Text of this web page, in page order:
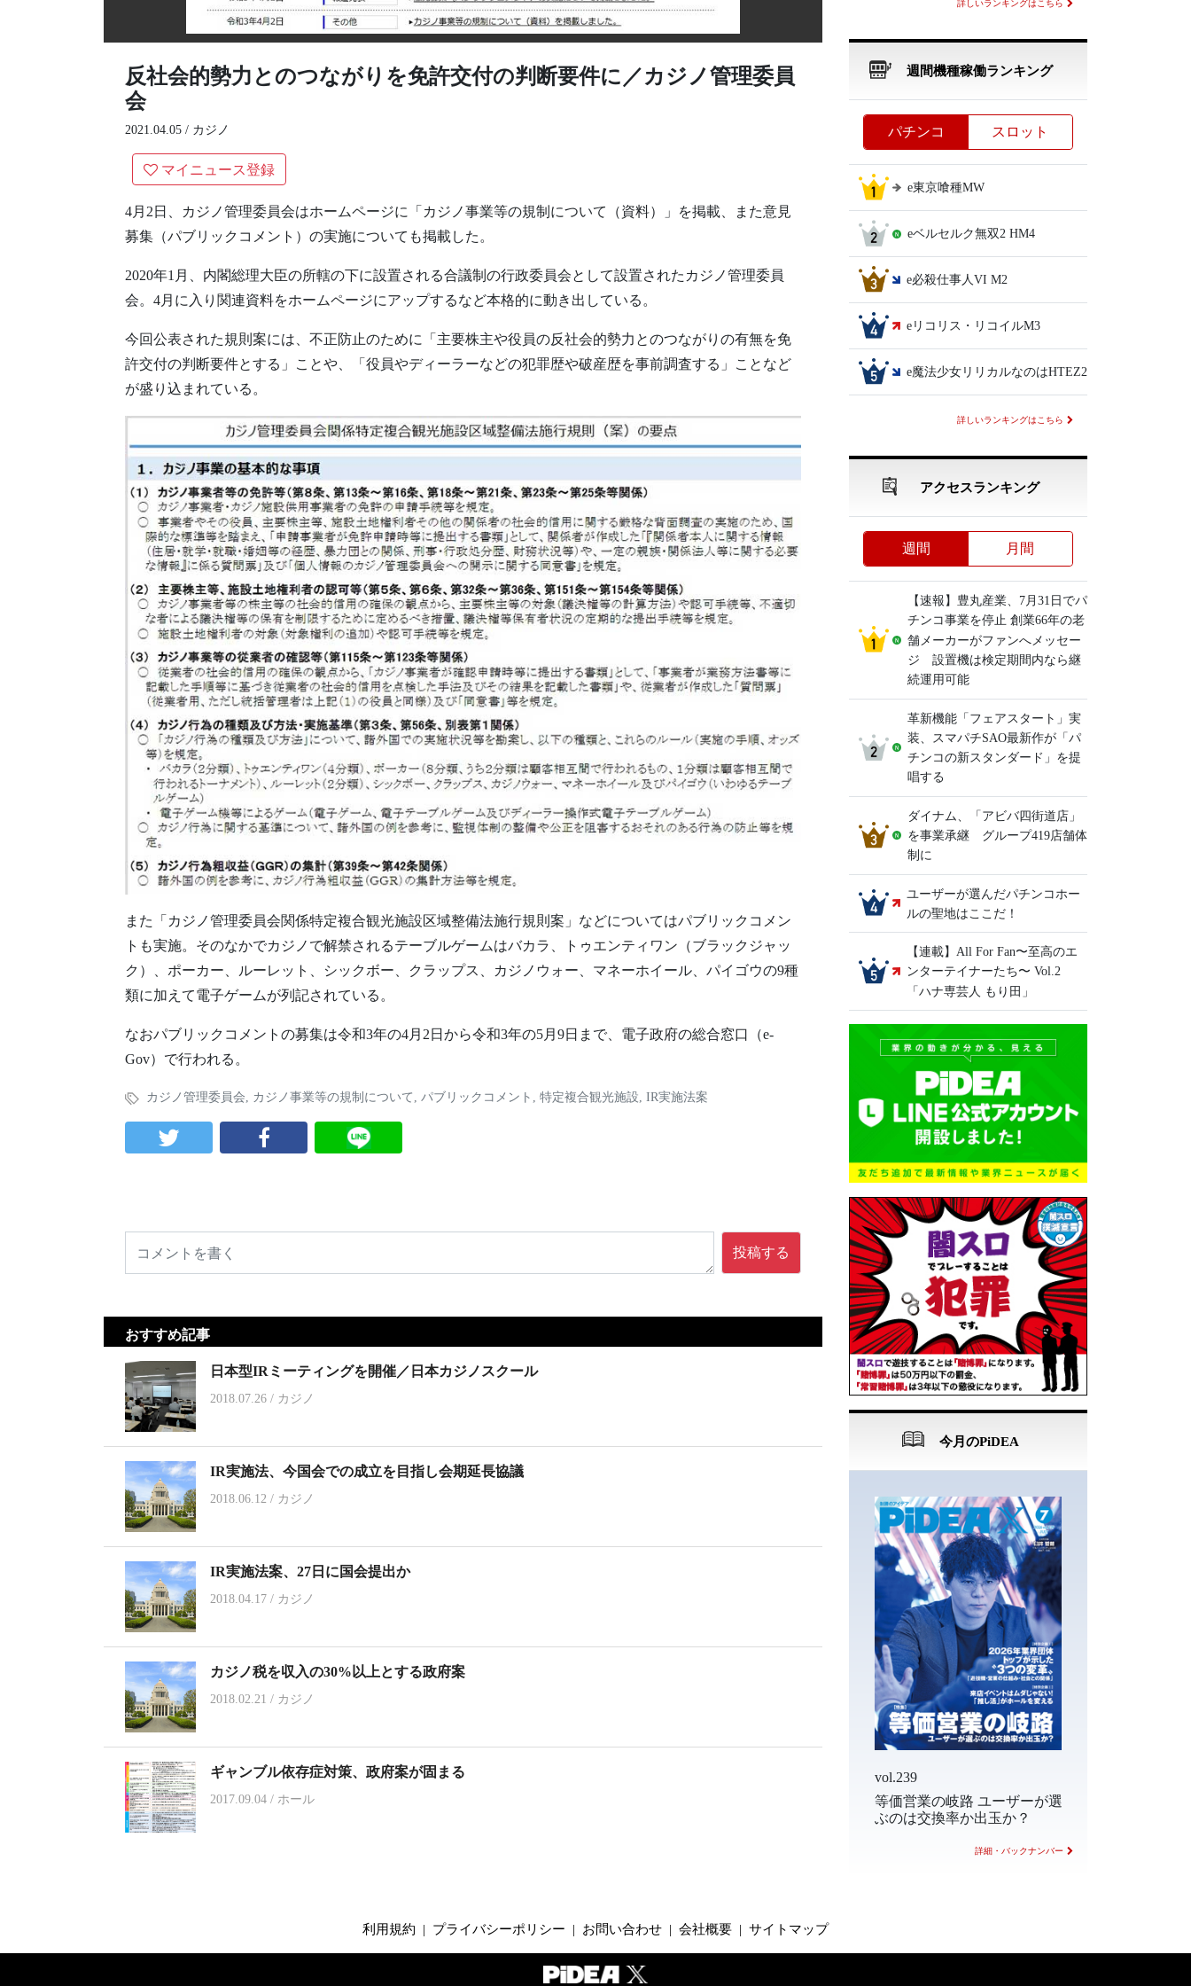
反社会的勢力とのつながりを免許交付の判断要件に／カジノ管理委員
会
2021.04.05 / カジノ
マイニュース登録
4月2日、カジノ管理委員会はホームページに「カジノ事業等の規制について（資料）」を掲載、また意見
募集（パブリックコメント）の実施についても掲載した。
2020年1月、内閣総理大臣の所轄の下に設置される合議制の行政委員会として設置されたカジノ管理委員
会。4月に入り関連資料をホームページにアップするなど本格的に動き出している。
今回公表された規則案には、不正防止のために「主要株主や役員の反社会的勢力とのつながりの有無を免
許交付の判断要件とする」ことや、「役員やディーラーなどの犯罪歴や破産歴を事前調査する」ことなど
が盛り込まれている。
また「カジノ管理委員会関係特定複合観光施設区域整備法施行規則案」などについてはパブリックコメン
トも実施。そのなかでカジノで解禁されるテーブルゲームはバカラ、トゥエンティワン（ブラックジャッ
ク）、ポーカー、ルーレット、シックボー、クラップス、カジノウォー、マネーホイール、パイゴウの9種
類に加えて電子ゲームが列記されている。
なおパブリックコメントの募集は令和3年の4月2日から令和3年の5月9日まで、電子政府の総合窓口（e-
Gov）で行われる。
カジノ管理委員会, カジノ事業等の規制について , パブリックコメント , 特定複合観光施設, IR実施法案
投稿する
おすすめ記事
日本型IRミーティングを開催／日本カジノスクール
2018.07.26 / カジノ
IR実施法、今国会での成立を目指し会期延長協議
2018.06.12 / カジノ
IR実施法案、27日に国会提出か
2018.04.17 / カジノ
カジノ税を収入の30%以上とする政府案
2018.02.21 / カジノ
ギャンブル依存症対策、政府案が固まる
2017.09.04 / ホール
詳しいランキングはこちら
週間機種稼働ランキング
パチンコ スロット
e東京喰種MW
eベルセルク無双2 HM4
e必殺仕事人VI M2
eリコリス・リコイルM3
e魔法少女リリカルなのはHTEZ2
詳しいランキングはこちら
アクセスランキング
週間 月間
【速報】豊丸産業、7月31日でパ
チンコ事業を停止 創業66年の老
舗メーカーがファンへメッセー
ジ 設置機は検定期間内なら継
続運用可能
革新機能「フェアスタート」実
装、スマパチSAO最新作が「パ
チンコの新スタンダード」を提
唱する
ダイナム、「アビバ四街道店」
を事業承継 グループ419店舗体
制に
ユーザーが選んだパチンコホー
ルの聖地はここだ！
【連載】All For Fan〜至高のエ
ンターテイナーたち〜 Vol.2
「ハナ専芸人 もり田」
今月のPiDEA
vol.239
等価営業の岐路 ユーザーが選
ぶのは交換率か出玉か？
詳細・バックナンバー
利用規約 | プライバシーポリシー | お問い合わせ | 会社概要 | サイトマップ